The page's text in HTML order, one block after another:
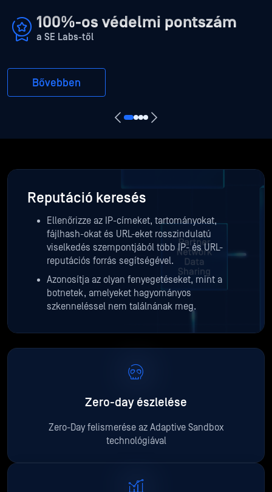
100%-os védelmi pontszám
a SE Labs-től
Bővebben
Reputáció keresés
Ellenőrizze az IP-címeket, tartományokat,
fájlhash-okat és URL-eket rosszindulatú
viselkedés szempontjából több IP- és URL-
reputációs forrás segítségével.
Azonosítja az olyan fenyegetéseket, mint a
botnetek, amelyeket hagyományos
szkenneléssel nem találnának meg.
Zero-day észlelése
Zero-Day felismerése az Adaptive Sandbox
technológiával